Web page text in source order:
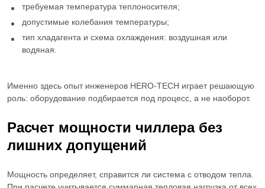
требуемая температура теплоносителя;
допустимые колебания температуры;
тип хладагента и схема охлаждения: воздушная или
водяная.
Именно здесь опыт инженеров HERO-TECH играет решающую
роль: оборудование подбирается под процесс, а не наоборот.
Расчет мощности чиллера без
лишних допущений
Мощность определяет, справится ли система с отводом тепла.